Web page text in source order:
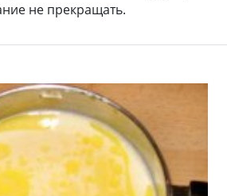
не прекращать.